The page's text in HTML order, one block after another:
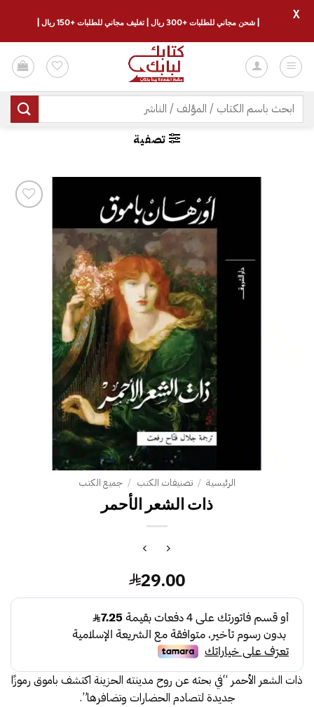
للمحتوى
البحث
عن:
تصفية
الرئيسية / تصنيفات الكتب / جميع الكتب
ذات الشعر الأحمر
29.00
ذات الشعر الأحمر “في بحثه عن روح مدينته الحزينة اكتشف باموق رموزًا
جديدة لتصادم الحضارات وتضافرها”.
| شحن مجاني للطلبات +300 ريال | تغليف مجاني للطلبات +150 ريال |
X